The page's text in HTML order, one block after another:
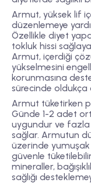
Armut, yüksek lif
düzenlemeye
Özellikle diyet
tokluk hissi
Armut, içerdiği
yükselmesini
korunmasına
sürecinde oldukça
Armut tüketirken
Günde 1-2 adet
uygundur ve fazla
sağlar. Armutun
üzerinde
güvenle
mineraller,
sağlığı